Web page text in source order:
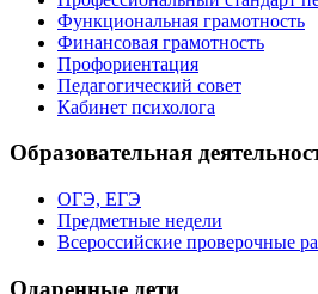
Функциональная грамотность
Финансовая грамотность
Профориентация
Педагогический совет
Кабинет психолога
Образовательная
ОГЭ, ЕГЭ
Предметные недели
Всероссийские проверочные
Одаренные дети